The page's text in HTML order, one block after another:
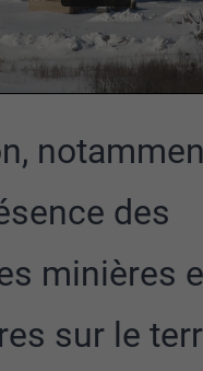
des
minières
sur le